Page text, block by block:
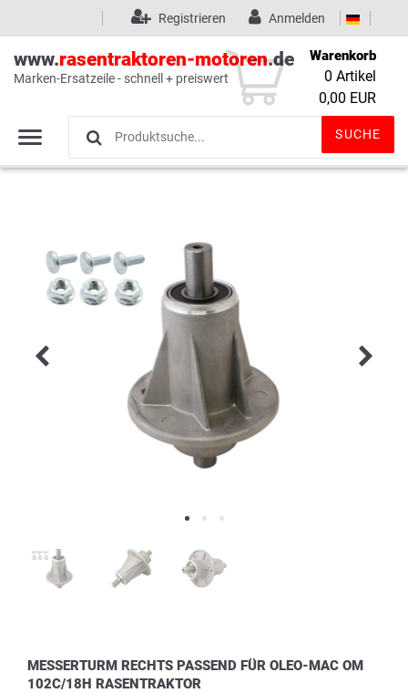
Wunschliste (0)
Anmelden
Registrieren
www.rasentraktoren-motoren.de
Marken-Ersatzeile - schnell + preiswert
SUCHE
Warenkorb
0 Artikel
0,00 EUR
MESSERTURM RECHTS PASSEND FÜR OLEO-MAC OM
102C/18H RASENTRAKTOR